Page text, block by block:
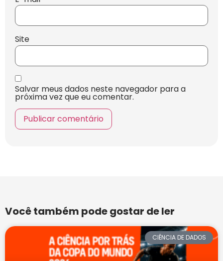
Site
Salvar meus dados neste navegador para a
próxima vez que eu comentar.
Você também pode gostar de ler
CIÊNCIA DE DADOS